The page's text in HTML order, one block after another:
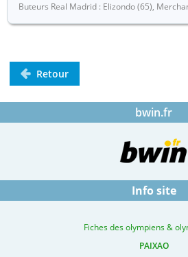
Buteurs Real Madrid : Elizondo (65),
Retour
bwin.fr
Info site
Fiches des olympiens &
PAIXAO